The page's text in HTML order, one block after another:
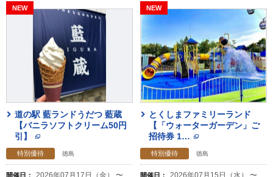
道の駅 藍ランドうだつ 藍蔵
【バニラソフトクリーム50円
引】
特別優待 徳島
開催日：
2026年07月17日（金） 〜
とくしまファミリーランド
【「ウォーターガーデン」ご
招待券 1…
特別優待 徳島
開催日：
2026年07月15日（水） 〜